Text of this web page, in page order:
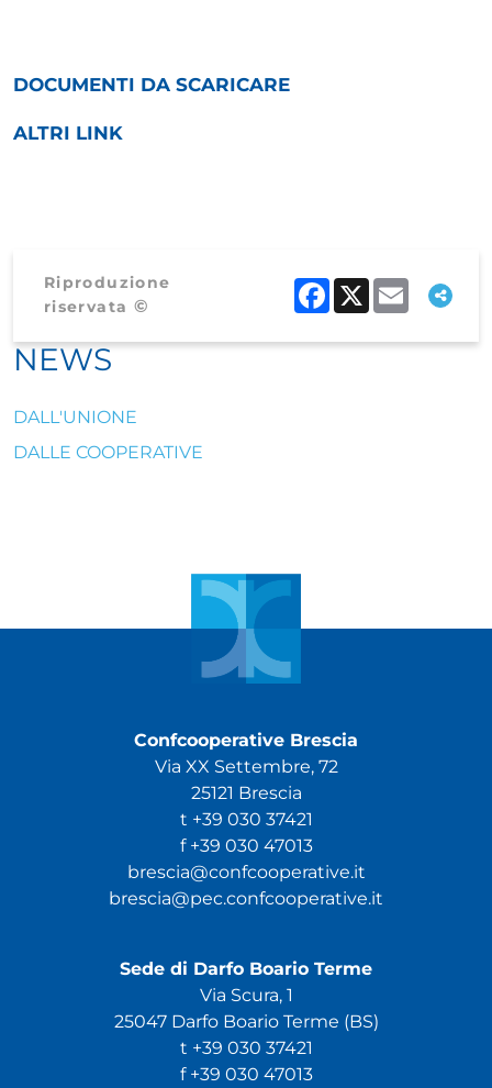
DOCUMENTI DA SCARICARE
ALTRI LINK
Riproduzione
riservata ©
Facebook
X Email
NEWS
DALL'UNIONE
DALLE COOPERATIVE
Confcooperative Brescia
Via XX Settembre, 72
25121 Brescia
t +39 030 37421
f +39 030 47013
brescia@confcooperative.it
brescia@pec.confcooperative.it
Sede di Darfo Boario Terme
Via Scura, 1
25047 Darfo Boario Terme (BS)
t +39 030 37421
f +39 030 47013